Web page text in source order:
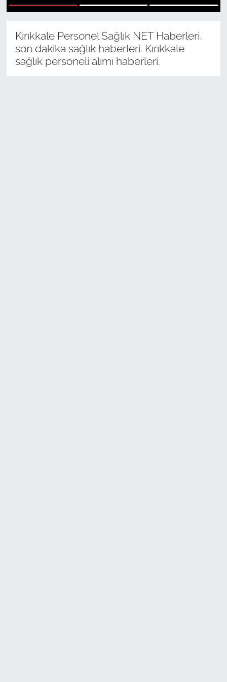
1
Kırıkkale Personel Sağlık NET Haberleri,
son dakika sağlık haberleri. Kırıkkale
sağlık personeli alımı haberleri.
Güncel
Kamu Alımları